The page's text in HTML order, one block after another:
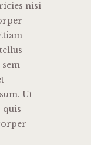
nisi
Ut
quis